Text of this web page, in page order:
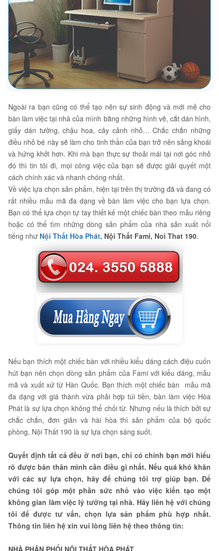
Ngoài ra bạn cũng có thể tạo nên sự sinh động và mới mẻ cho
bàn làm việc tại nhà của mình bằng những hình vẽ, cắt dán hình,
giấy dán tường, chậu hoa, cây cảnh nhỏ… Chắc chắn những
điều nhỏ bé này sẽ làm cho tinh thần của bạn trở nên sảng khoái
và hứng khởi hơn. Khi mà bạn thực sự thoải mái tại nơi góc nhỏ
đó thì tin tôi đi, mọi công việc của bạn sẽ được giải quyết một
cách chính xác và nhanh chóng nhất.
Về việc lựa chọn sản phẩm, hiện tại trên thị trường đã và đang có
rất nhiều mẫu mã đa dạng về bàn làm việc cho bạn lựa chọn.
Bạn có thể lựa chọn tự tay thiết kế một chiếc bàn theo mẫu riêng
hoặc có thể tìm những dòng sản phẩm của nhà sản xuất nổi
tiếng như Nội Thất Hòa Phát, Nội Thất Fami, Noi That 190.
Nếu bạn thích một chiếc bàn với nhiều kiểu dáng cách điệu cuốn
hút bạn nên chọn dòng sản phẩm của Fami với kiểu dáng, mẫu
mã và xuất xứ từ Hàn Quốc. Bạn thích một chiếc bàn mẫu mã
đa dạng với giá thành vừa phải hợp túi tiền, bàn làm việc Hòa
Phát là sự lựa chọn không thể chối từ. Nhưng nếu là thích bởi sự
chắc chắn, đơn giản và hài hòa thì sản phẩm của bộ quốc
phòng, Nội Thất 190 là sự lựa chọn sáng suốt.
Quyết định tất cả đều ở nơi bạn, chỉ có chính bạn mới hiểu
rõ được bản thân mình cần điều gì nhất. Nếu quá khó khăn
với các sự lựa chọn, hãy để chúng tôi trợ giúp bạn. Để
chúng tôi góp một phần sức nhỏ vào việc kiến tạo một
không gian làm việc lý tưởng tại nhà. Hãy liên hệ với chúng
tôi để được tư vấn, chọn lựa sản phẩm phù hợp nhất.
Thông tin liên hệ xin vui lòng liên hệ theo thông tin:
NHÀ PHÂN PHỐI NỘI THẤT HÒA PHÁT